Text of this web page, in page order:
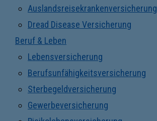
Auslandsreisekrankenversicherung
Dread Disease Versicherung
Beruf & Leben
Lebensversicherung
Berufsunfähigkeitsversicherung
Sterbegeldversicherung
Gewerbeversicherung